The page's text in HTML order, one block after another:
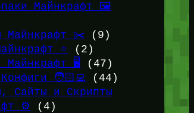
Майнкрафт 🖼️
Майнкрафт ✂️ (9)
⭐ (2)
Майнкрафт 🖥️
(47)
🧑🏻‍💻 (44)
Сайты и Скрипты
⚙️ (4)